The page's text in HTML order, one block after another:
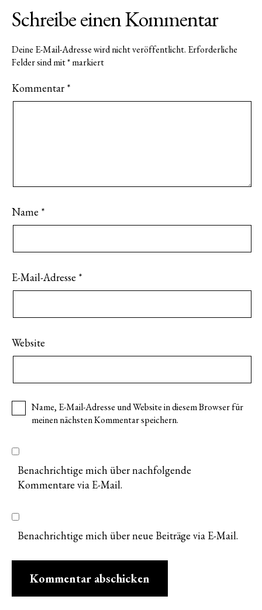
Schreibe einen Kommentar
Deine E-Mail-Adresse wird nicht veröffentlicht. Erforderliche
Felder sind mit*markiert
Kommentar *
Name *
E-Mail-Adresse *
Website
Name, E-Mail-Adresse und Website in diesem Browser für
meinen nächsten Kommentar speichern.
Benachrichtige mich über nachfolgende
Kommentare via E-Mail.
Benachrichtige mich über neue Beiträge via E-Mail.